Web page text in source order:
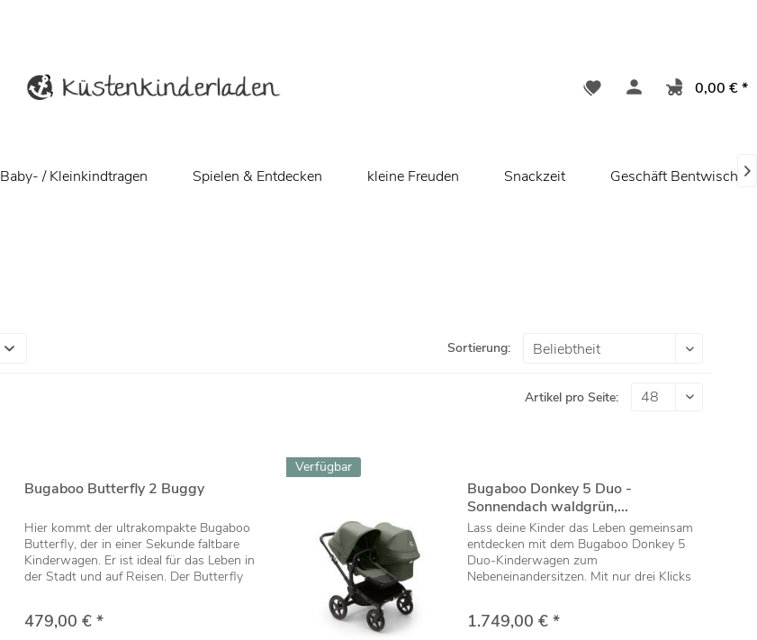
0,00 € *
Baby- / Kleinkindtragen Spielen & Entdecken kleine Freuden Snackzeit Geschäft Bentwisch/ 
Sortierung:
Artikel pro Seite:
Bugaboo Butterfly 2 Buggy
Hier kommt der ultrakompakte Bugaboo
Butterfly, der in einer Sekunde faltbare
Kinderwagen. Er ist ideal für das Leben in
der Stadt und auf Reisen. Der Butterfly
479,00 € *
Verfügbar
Bugaboo Donkey 5 Duo -
Sonnendach waldgrün,...
Lass deine Kinder das Leben gemeinsam
entdecken mit dem Bugaboo Donkey 5
Duo-Kinderwagen zum
Nebeneinandersitzen. Mit nur drei Klicks
umwandeln, sodass deine kleinen...
1.749,00 € *